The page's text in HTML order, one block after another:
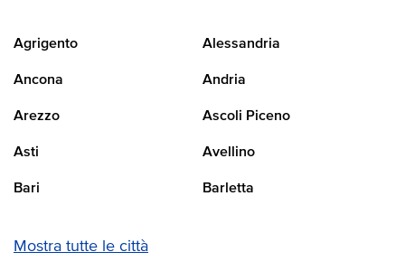
Agrigento Alessandria
Ancona Andria
Arezzo Ascoli Piceno
Asti Avellino
Bari Barletta
Mostra tutte le città